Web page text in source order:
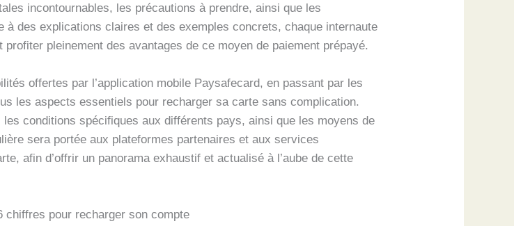
incontournables, les précautions à prendre, ainsi que les
à des explications claires et des exemples concrets, chaque internaute
pleinement des avantages de ce moyen de paiement prépayé.
offertes par l’application mobile Paysafecard, en passant par les
les aspects essentiels pour recharger sa carte sans complication.
conditions spécifiques aux différents pays, ainsi que les moyens de
sera portée aux plateformes partenaires et aux services
afin d’offrir un panorama exhaustif et actualisé à l’aube de cette
pour recharger son compte